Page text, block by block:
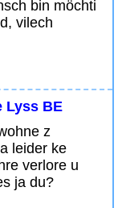
bin möchti
vilech
Lyss BE
z
leider ke
verlore u
ja du?